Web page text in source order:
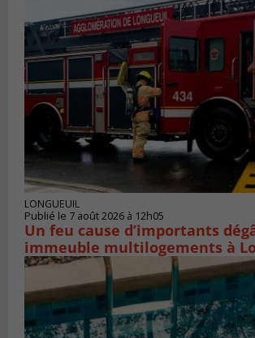
LONGUEUIL
Publié le 7 août 2026 à 12h05
Un feu cause d’importants
immeuble multilogements à